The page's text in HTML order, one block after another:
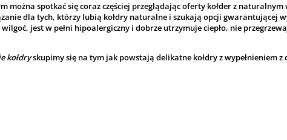
można spotkać się coraz częściej przeglądając oferty kołder z naturalnym
dla tych, którzy lubią kołdry naturalne i szukają opcji gwarantującej
jest w pełni hipoalergiczny i dobrze utrzymuje ciepło, nie
kołdryskupimy się na tym jak powstają delikatne kołdry z wypełnieniem z